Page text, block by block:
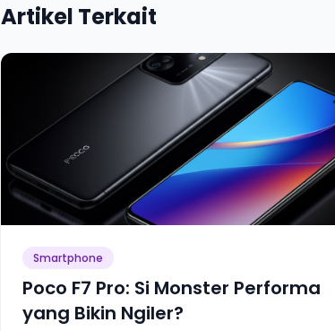
Artikel Terkait
Smartphone
Poco F7 Pro: Si Monster Performa
yang Bikin Ngiler?